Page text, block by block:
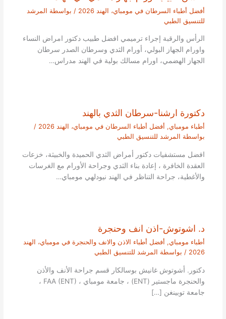
أفضل أطباء السرطان في مومباي، الهند 2026 / بواسطة المرشد
للتنسيق الطبي
الرأس والرقبة إجراء ترميمي افضل طبيب دكتور امراض النساء
واورام الجهاز البولي، أورام الثدي وسرطان الصدر سرطان
الجهاز الهضمي، اورام مسالك بولية في الهند مدراس…
دكتورة ارشنا-سرطان الثدي بالهند
أطباء مومباي, أفضل أطباء السرطان في مومباي، الهند 2026
/
بواسطة المرشد للتنسيق الطبي
افضل مستشفيات دكتور أمراض الثدي الحميدة والخبيثة، خزعات
العقدة الخافرة ، إعادة بناء الثدي وجراحة الأورام مع الغرسات
والأغطية، جراحة التناظر في الهند نيودلهي مومباي…
د. اشوتوش-اذن انف وحنجرة
أطباء مومباي, أفضل أطباء الاذن والانف والحنجرة في مومباي، الهند
2026 / بواسطة المرشد للتنسيق الطبي
دكتور. أشوتوش غانيش بوسالكار قسم جراحة الأنف والأذن
والحنجرة ماجستير (ENT) ، جامعة مومباي ، FAA (ENT) ،
جامعة توبينغن […]